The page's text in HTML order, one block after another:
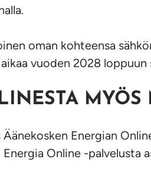
oman kohteensa
vuoden 2028
Energian
Online -palvelusta